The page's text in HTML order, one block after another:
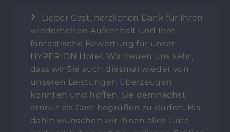
Lieber Gast, herzlichen Dank für Ihren
wiederholten Aufenthalt und Ihre
fantastische Bewertung für unser
HYPERION Hotel. Wir freuen uns sehr,
dass wir Sie auch diesmal wieder von
unseren Leistungen überzeugen
konnten und hoffen, Sie demnächst
erneut als Gast begrüßen zu dürfen. Bis
dahin wünschen wir Ihnen alles Gute